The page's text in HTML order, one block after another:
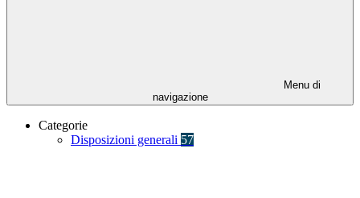
Menu di
navigazione
Categorie
Disposizioni generali 57